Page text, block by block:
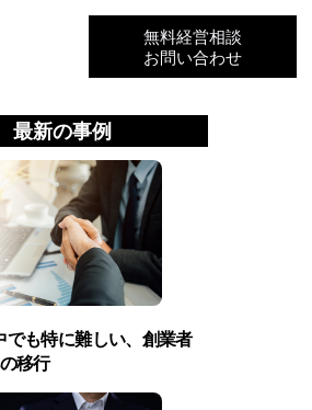
無料経営相談
お問い合わせ
最新の事例
でも特に難しい、創業者
移行